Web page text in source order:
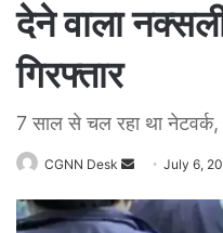
देने वाला
गिरफ्तार
7 साल से चल रहा था
CGNN Desk
n
July 6,